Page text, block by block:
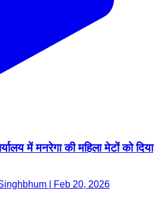
में मनरेगा की महिला मेटों को दिया
| Feb 20, 2026